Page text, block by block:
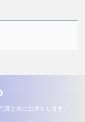
と共にお送りします。